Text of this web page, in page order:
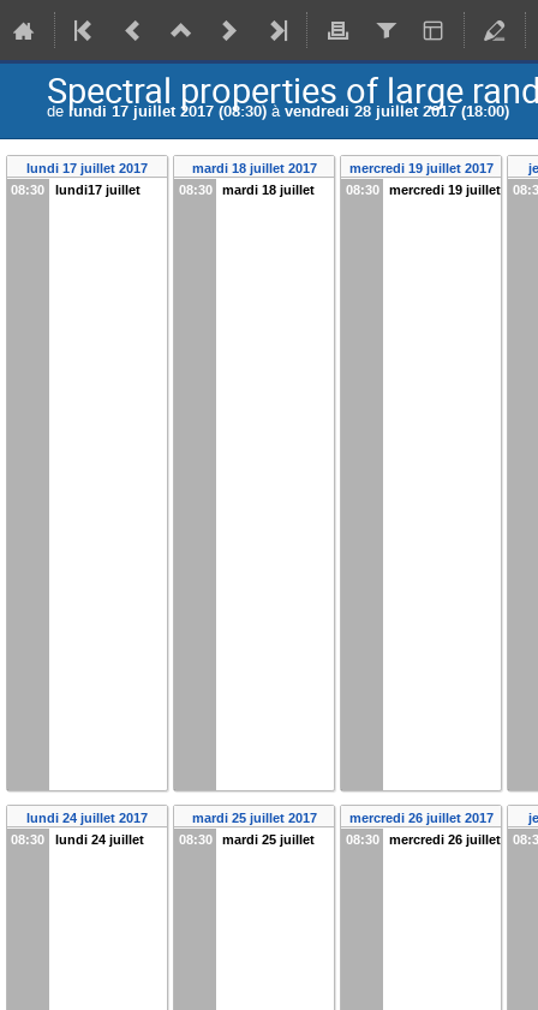
Spectral properties of large
de lundi 17 juillet 2017 (08:30) àvendredi 28 juillet 2017 (18:00)
lundi 17 juillet 2017
08:30
lundi17 juillet
mardi 18 juillet 2017
08:30
mardi 18 juillet
mercredi 19 juillet 2017
08:30
mercredi 19 juillet
lundi 24 juillet 2017
08:30
lundi 24 juillet
mardi 25 juillet 2017
08:30
mardi 25 juillet
mercredi 26 juillet 2017
08:30
mercredi 26 juillet